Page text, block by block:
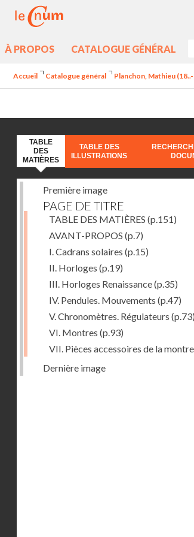
À PROPOS CATALOGUE GÉNÉRAL
Accueil Catalogue général Planchon, Mathieu
TABLE
DES
MATIÈRES
TABLE DES
ILLUSTRATIONS
Première image
PAGE DE TITRE
TABLE DES MATIÈRES (p.151)
AVANT-PROPOS (p.7)
I. Cadrans solaires (p.15)
II. Horloges (p.19)
III. Horloges Renaissance(p.35)
IV. Pendules. Mouvements (p.47)
V. Chronomètres. Régulateurs (p.73)
VI. Montres (p.93)
VII. Pièces accessoires de la montre
Dernière image